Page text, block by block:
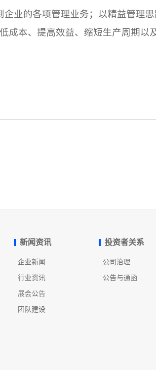
业的各项管理业务；以精益管理
成本、提高效益、缩短生产周期以
新闻资讯
企业新闻
行业资讯
展会公告
团队建设
投资者关系
公司治理
公告与通函